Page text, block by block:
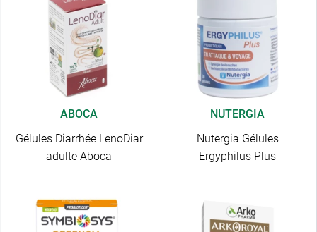
ABOCA
Gélules Diarrhée LenoDiar
adulte Aboca
NUTERGIA
Nutergia Gélules
Ergyphilus Plus